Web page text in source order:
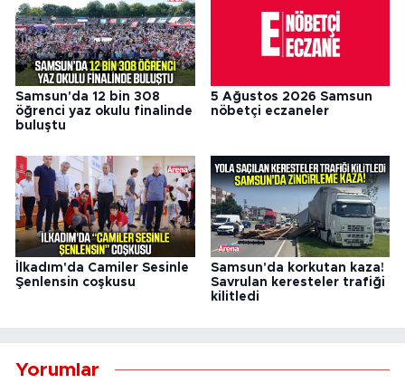
Samsun'da 12 bin 308
öğrenci yaz okulu finalinde
buluştu
5 Ağustos 2026 Samsun
nöbetçi eczaneler
İlkadım'da Camiler Sesinle
Şenlensin coşkusu
Samsun'da korkutan kaza!
Savrulan keresteler trafiği
kilitledi
Yorumlar